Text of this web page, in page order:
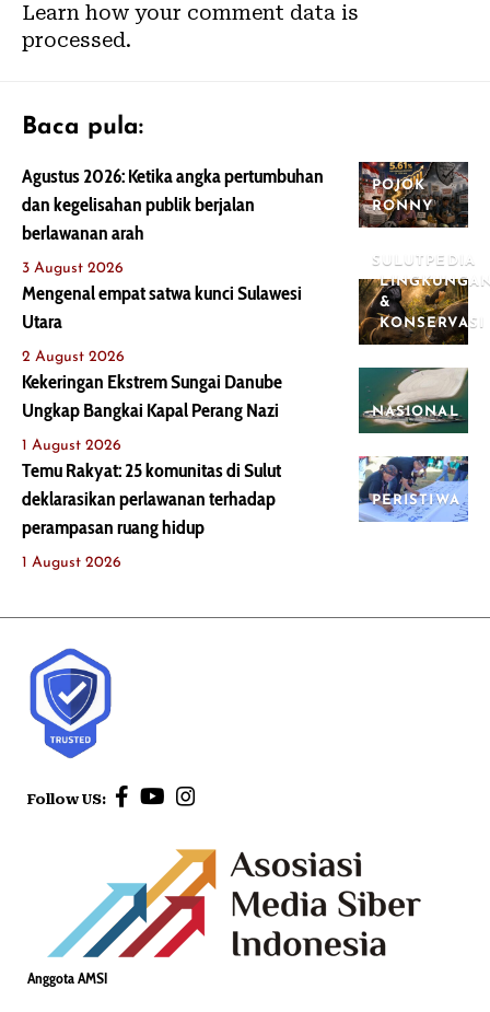
Learn how your comment data is
processed.
Baca pula:
POJOK
RONNY
Agustus 2026: Ketika angka pertumbuhan
dan kegelisahan publik berjalan
berlawanan arah
3 August 2026
SULUTPEDIA
&
KONSERVASI
Mengenal empat satwa kunci Sulawesi
Utara
2 August 2026
NASIONAL
Kekeringan Ekstrem Sungai Danube
Ungkap Bangkai Kapal Perang Nazi
1 August 2026
PERISTIWA
Temu Rakyat: 25 komunitas di Sulut
deklarasikan perlawanan terhadap
perampasan ruang hidup
1 August 2026
Follow US:
Anggota AMSI